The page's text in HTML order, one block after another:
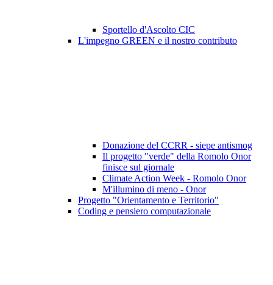
Sportello d'Ascolto CIC
L'impegno GREEN e il nostro contributo
Donazione del CCRR - siepe antismog
Il progetto "verde" della Romolo Onor
finisce sul giornale
Climate Action Week - Romolo Onor
M'illumino di meno - Onor
Progetto "Orientamento e Territorio"
Coding e pensiero computazionale